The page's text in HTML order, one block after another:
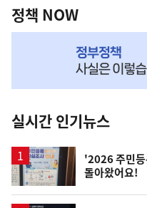
책
NOW,
뉴
스
정책 NOW
실시간 인기뉴스
'2026 주민등
돌아왔어요!